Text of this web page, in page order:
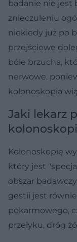
badanie nie jest
znieczuleniu
niekiedy już po
przejściowe
bóle brzucha,
nerwowe,
kolonoskopia
Jaki lekarz
Kolonoskopię
który jest
obszar
gestii jest
pokarmowego,
przełyku, dróg